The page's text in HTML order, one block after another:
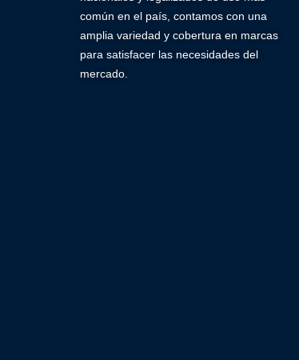
común en el país, contamos con una
amplia variedad y cobertura en marcas
para satisfacer las necesidades del
mercado.